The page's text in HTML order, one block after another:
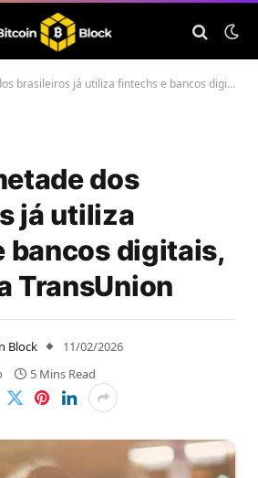
já utiliza fintechs e bancos digitais, segundo a TransUnion
dos
já utiliza
bancos digitais,
TransUnion
Block
11/02/2026
5 Mins Read